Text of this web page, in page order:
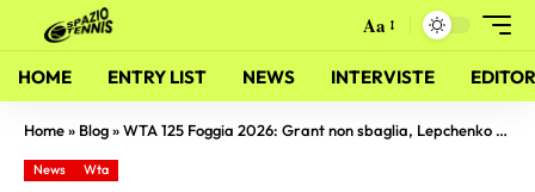
Aa
HOME ENTRY LIST NEWS INTERVISTE
Home» Blog»WTA 125 Foggia 2026: Grant non sbaglia, Lepchenko sconfitta in tre set
News Wta